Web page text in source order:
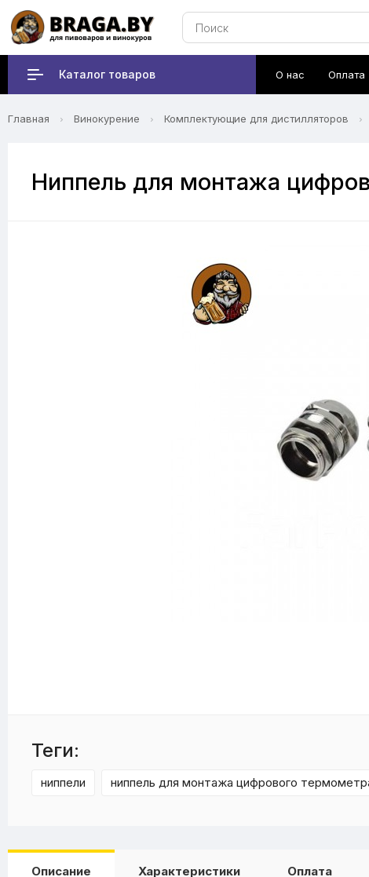
Каталог товаров О нас Оплата
Главная Винокурение Комплектующие для дистилляторов
Ниппель для монтажа
Теги:
ниппели ниппель для монтажа цифрового
Описание Характеристики Оплата